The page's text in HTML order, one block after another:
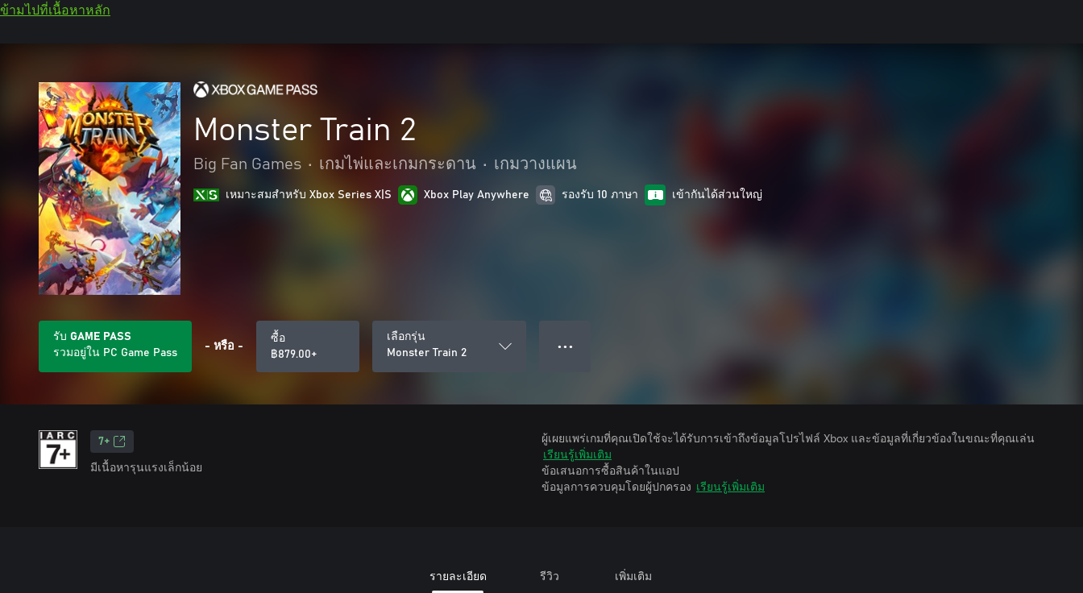
ข้ามไปที่เนื้อหาหลัก
Monster Train 2
Big Fan Games • เกมไพ่และเกมกระดาน • เกมวางแผน
เหมาะสมสําหรับ Xbox Series X|S Xbox Play Anywhere รองรับ 10 ภาษา เข้ากันได้ส่วนใหญ่
รับ GAME PASS
รวมอยู่ใน PC Game Pass
- หรือ -
ซื้อ
฿879.00+
เลือกรุ่น
Monster Train 2
● ● ●
7+
มีเนื้อหารุนแรงเล็กน้อย
ผู้เผยแพร่เกมที่คุณเปิดใช้จะได้รับการเข้าถึงข้อมูลโปรไฟล์ Xbox และข้อมูลที่เกี่ยวข้องในขณะที่คุณเล่น
เรียนรู้เพิ่มเติม
ข้อเสนอการซื้อสินค้าในแอป
ข้อมูลการควบคุมโดยผู้ปกครอง เรียนรู้เพิ่มเติม
รายละเอียด รีวิว เพิ่มเติม